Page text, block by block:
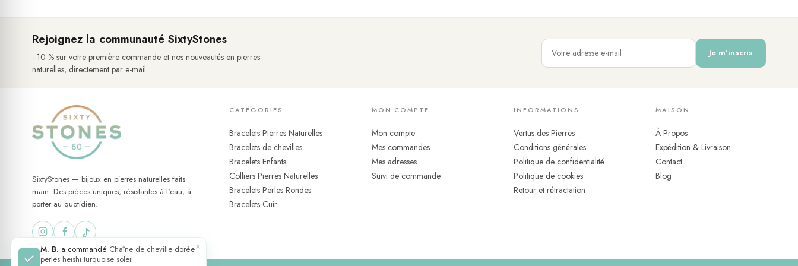
Comment porter votre bijou
Contrairement à la grande majorité des bijoux en pierres naturelles, ce bracelet en
: vous pouvez le garder sous la douche, en mer comme à la
piscine, sans craindre de l'abîmer. ✨ C'est une caractéristique rare, qui permet de l'adopter comme un compagnon quotidien que l'on n'a jamais besoin d'enlever. Le montage sur élastique renforce
encore cette liberté : pas de clip, pas de fermoir, aucune manipulation — le bracelet s'adapte au poignet et suit naturellement chaque mouvement. Pour l'entretenir, un simple rinçage à l'eau claire
Rejoignez la communauté SixtyStones
−10 % sur votre première commande et nos nouveautés en pierres
naturelles, directement par e-mail.
Je m'inscris
SixtyStones — bijoux en pierres naturelles faits
main. Des pièces uniques, résistantes à l'eau, à
porter au quotidien.
CATÉGORIES
Bracelets Pierres Naturelles
Bracelets de chevilles
Bracelets Enfants
Colliers Pierres Naturelles
Bracelets Perles Rondes
Bracelets Cuir
MON COMPTE
Mon compte
Mes commandes
Mes adresses
Suivi de commande
INFORMATIONS
Vertus des Pierres
Conditions générales
Politique de confidentialité
Politique de cookies
Retour et rétractation
MAISON
À Propos
Expédition & Livraison
Contact
Blog
M. B. a commandé Chaîne de cheville dorée
perles heishi turquoise soleil
×